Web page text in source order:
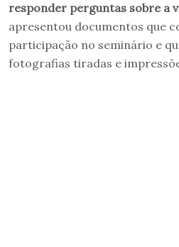
responder perguntas sobre a
apresentou documentos que
participação no seminário e
fotografias tiradas e